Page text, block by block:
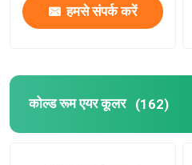
क्षैतिज तरल रिसीवर
हमसे संपर्क करें
कोल्ड रूम एयर कूलर (162)